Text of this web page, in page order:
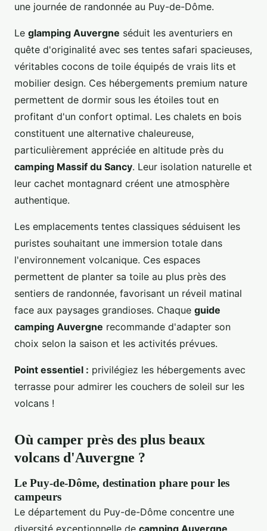
une journée de randonnée au Puy-de-Dôme.
Le glamping Auvergne séduit les aventuriers en
quête d'originalité avec ses tentes safari spacieuses,
véritables cocons de toile équipés de vrais lits et
mobilier design. Ces hébergements premium nature
permettent de dormir sous les étoiles tout en
profitant d'un confort optimal. Les chalets en bois
constituent une alternative chaleureuse,
particulièrement appréciée en altitude près du
camping Massif du Sancy. Leur isolation naturelle et
leur cachet montagnard créent une atmosphère
authentique.
Les emplacements tentes classiques séduisent les
puristes souhaitant une immersion totale dans
l'environnement volcanique. Ces espaces
permettent de planter sa toile au plus près des
sentiers de randonnée, favorisant un réveil matinal
face aux paysages grandioses. Chaque guide
camping Auvergne recommande d'adapter son
choix selon la saison et les activités prévues.
Point essentiel : privilégiez les hébergements avec
terrasse pour admirer les couchers de soleil sur les
volcans !
Où camper près des plus beaux
volcans d'Auvergne ?
Le Puy-de-Dôme, destination phare pour les
campeurs
Le département du Puy-de-Dôme concentre une